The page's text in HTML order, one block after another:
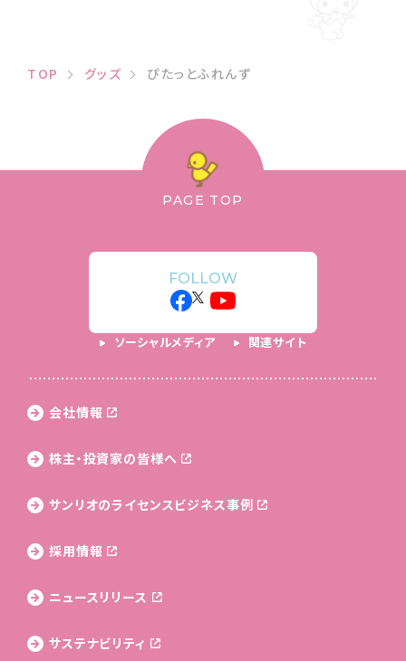
TOP グッズ ぴたっとふれんず
PAGE TOP
FOLLOW
ソーシャルメディア 関連サイト
会社情報
株主・投資家の皆様へ
サンリオのライセンスビジネス事例
採用情報
ニュースリリース
サステナビリティ